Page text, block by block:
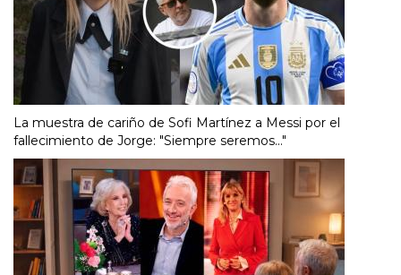
La muestra de cariño de Sofi Martínez a Messi por el
fallecimiento de Jorge: "Siempre seremos..."